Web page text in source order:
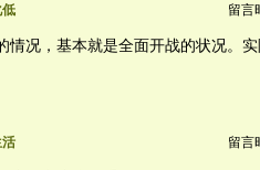
留言
情况，基本就是全面开战的状况。
活 留言